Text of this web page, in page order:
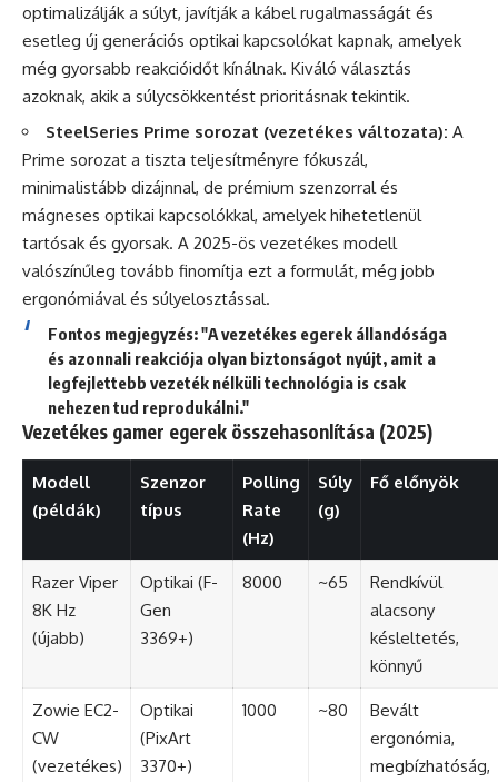
optimalizálják a súlyt, javítják a kábel rugalmasságát és
esetleg új generációs optikai kapcsolókat kapnak, amelyek
még gyorsabb reakcióidőt kínálnak. Kiváló választás
azoknak, akik a súlycsökkentést prioritásnak tekintik.
SteelSeries Prime sorozat (vezetékes változata): A
Prime sorozat a tiszta teljesítményre fókuszál,
minimalistább dizájnnal, de prémium szenzorral és
mágneses optikai kapcsolókkal, amelyek hihetetlenül
tartósak és gyorsak. A 2025-ös vezetékes modell
valószínűleg tovább finomítja ezt a formulát, még jobb
ergonómiával és súlyelosztással.
Fontos megjegyzés: "A vezetékes egerek állandósága
és azonnali reakciója olyan biztonságot nyújt, amit a
legfejlettebb vezeték nélküli technológia is csak
nehezen tud reprodukálni."
Vezetékes gamer egerek összehasonlítása (2025)
Modell
(példák)
Szenzor
típus
Polling
Rate
(Hz)
Súly
(g)
Fő előnyök
Razer Viper
8K Hz
(újabb)
Optikai (F-
Gen
3369+)
8000 ~65
Rendkívül
alacsony
késleltetés,
könnyű
Zowie EC2-
CW
(vezetékes)
Optikai
(PixArt
3370+)
1000 ~80
Bevált
ergonómia,
megbízhatóság,